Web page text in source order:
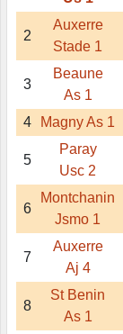
2
Auxerre
Stade 1
3
Beaune
As 1
4 Magny As 1
5
Paray
Usc 2
6
Montchanin
Jsmo 1
7
Auxerre
Aj 4
8
St Benin
As 1